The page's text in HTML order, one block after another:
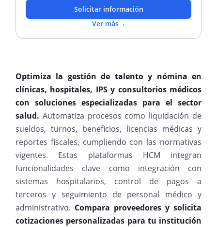
Solicitar información
Ver más→
Optimiza la gestión de talento y nómina en
clínicas, hospitales, IPS y consultorios médicos
con soluciones especializadas para el sector
salud. Automatiza procesos como liquidación de
sueldos, turnos, beneficios, licencias médicas y
reportes fiscales, cumpliendo con las normativas
vigentes. Estas plataformas HCM integran
funcionalidades clave como integración con
sistemas hospitalarios, control de pagos a
terceros y seguimiento de personal médico y
administrativo. Compara proveedores y solicita
cotizaciones personalizadas para tu institución